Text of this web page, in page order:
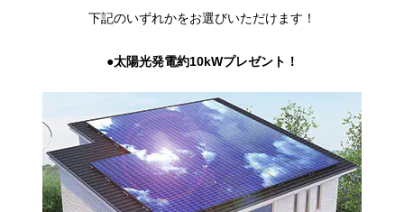
下記のいずれかをお選びいただけます！
●太陽光発電約10kWプレゼント！